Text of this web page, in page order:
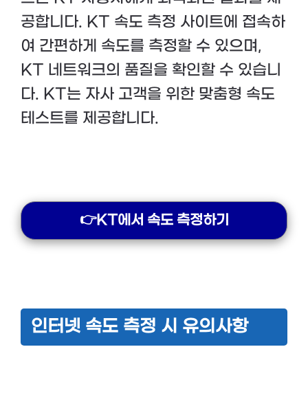
공합니다. KT 속도 측정 사이트에 접속하
여 간편하게 속도를 측정할 수 있으며,
KT 네트워크의 품질을 확인할 수 있습니
다. KT는 자사 고객을 위한 맞춤형 속도
테스트를 제공합니다.
👉KT에서 속도 측정하기
인터넷 속도 측정 시 유의사항